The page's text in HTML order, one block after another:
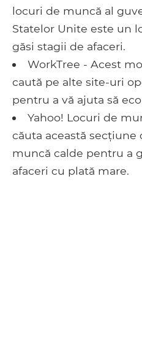
locuri de muncă al
Statelor Unite este un
găsi stagii de afaceri.
WorkTree - Acest
caută pe alte site-uri
pentru a vă ajuta să
Yahoo! Locuri de
căuta această secțiune
muncă calde pentru a
afaceri cu plată mare.